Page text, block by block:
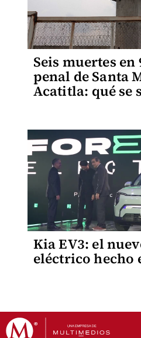
Seis muertes en
penal de Santa
Acatitla: qué se
Kia EV3: el
eléctrico hecho